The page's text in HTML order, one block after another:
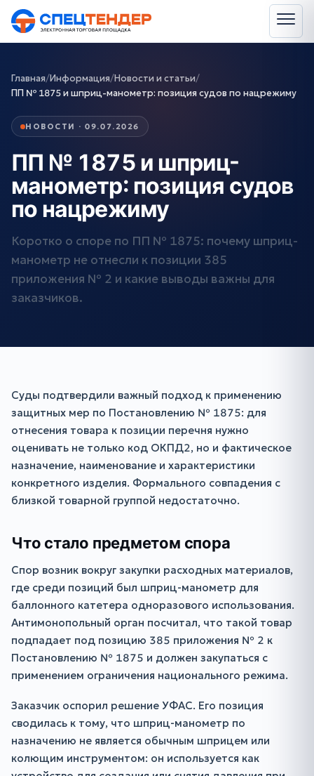
Главная/Информация/Новости и статьи/
ПП № 1875 и шприц-манометр: позиция судов по нацрежиму
НОВОСТИ · 09.07.2026
ПП № 1875 и шприц-
манометр: позиция судов
по нацрежиму
Коротко о споре по ПП № 1875: почему шприц-
манометр не отнесли к позиции 385
приложения № 2 и какие выводы важны для
заказчиков.
Суды подтвердили важный подход к применению
защитных мер по Постановлению № 1875: для
отнесения товара к позиции перечня нужно
оценивать не только код ОКПД2, но и фактическое
назначение, наименование и характеристики
конкретного изделия. Формального совпадения с
близкой товарной группой недостаточно.
Что стало предметом спора
Спор возник вокруг закупки расходных материалов,
где среди позиций был шприц-манометр для
баллонного катетера одноразового использования.
Антимонопольный орган посчитал, что такой товар
подпадает под позицию 385 приложения № 2 к
Постановлению № 1875 и должен закупаться с
применением ограничения национального режима.
Заказчик оспорил решение УФАС. Его позиция
сводилась к тому, что шприц-манометр по
назначению не является обычным шприцем или
колющим инструментом: он используется как